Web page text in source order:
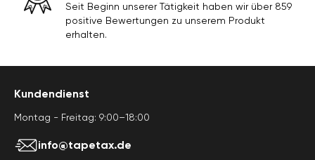
Seit Beginn unserer Tätigkeit haben wir über 859
positive Bewertungen zu unserem Produkt
erhalten.
Kundendienst
Montag - Freitag: 9:00–18:00
info@tapetax.de